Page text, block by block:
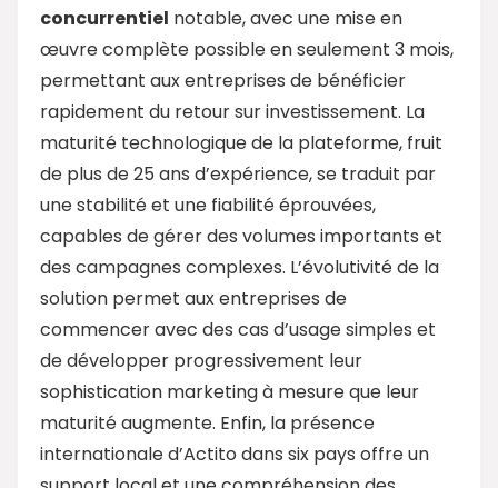
concurrentiel notable, avec une mise en
œuvre complète possible en seulement 3 mois,
permettant aux entreprises de bénéficier
rapidement du retour sur investissement. La
maturité technologique de la plateforme, fruit
de plus de 25 ans d’expérience, se traduit par
une stabilité et une fiabilité éprouvées,
capables de gérer des volumes importants et
des campagnes complexes. L’évolutivité de la
solution permet aux entreprises de
commencer avec des cas d’usage simples et
de développer progressivement leur
sophistication marketing à mesure que leur
maturité augmente. Enfin, la présence
internationale d’Actito dans six pays offre un